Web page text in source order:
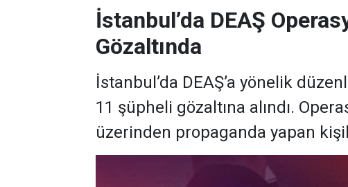
İstanbul’da DEAŞ
Gözaltında
İstanbul’da DEAŞ’a yönelik
11 şüpheli gözaltına alındı.
üzerinden propaganda yapan